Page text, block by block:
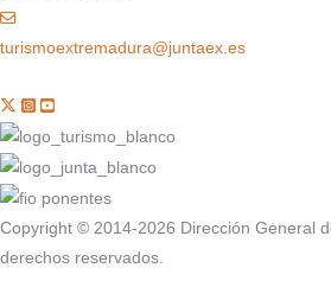
turismoextremadura@juntaex.es
Copyright © 2014-2026 Dirección General
derechos reservados.